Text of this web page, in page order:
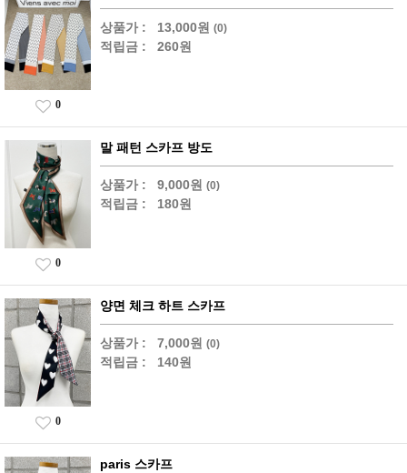
상품가 : 13,000원 (0)
적립금 : 260원
0
말 패턴 스카프 방도
상품가 : 9,000원 (0)
적립금 : 180원
0
양면 체크 하트 스카프
상품가 : 7,000원 (0)
적립금 : 140원
0
paris 스카프